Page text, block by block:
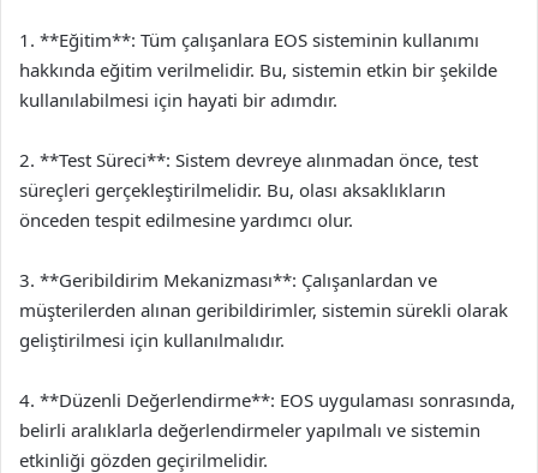
1. **Eğitim**: Tüm çalışanlara EOS sisteminin kullanımı
hakkında eğitim verilmelidir. Bu, sistemin etkin bir şekilde
kullanılabilmesi için hayati bir adımdır.
2. **Test Süreci**: Sistem devreye alınmadan önce, test
süreçleri gerçekleştirilmelidir. Bu, olası aksaklıkların
önceden tespit edilmesine yardımcı olur.
3. **Geribildirim Mekanizması**: Çalışanlardan ve
müşterilerden alınan geribildirimler, sistemin sürekli olarak
geliştirilmesi için kullanılmalıdır.
4. **Düzenli Değerlendirme**: EOS uygulaması sonrasında,
belirli aralıklarla değerlendirmeler yapılmalı ve sistemin
etkinliği gözden geçirilmelidir.